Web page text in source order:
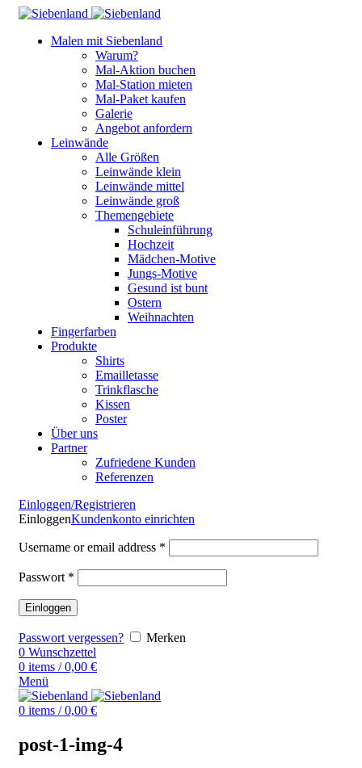
Malen mit Siebenland
Warum?
Mal-Aktion buchen
Mal-Station mieten
Mal-Paket kaufen
Galerie
Angebot anfordern
Leinwände
Alle Größen
Leinwände klein
Leinwände mittel
Leinwände groß
Themengebiete
Schuleinführung
Hochzeit
Mädchen-Motive
Jungs-Motive
Gesund ist bunt
Ostern
Weihnachten
Fingerfarben
Produkte
Shirts
Emailletasse
Trinkflasche
Kissen
Poster
Über uns
Partner
Zufriedene Kunden
Referenzen
Einloggen/Registrieren
EinloggenKundenkonto einrichten
Username or email address *
Passwort *
Einloggen
Passwort vergessen?
Merken
0 Wunschzettel
0 items / 0,00 €
Menü
0 items / 0,00 €
post-1-img-4